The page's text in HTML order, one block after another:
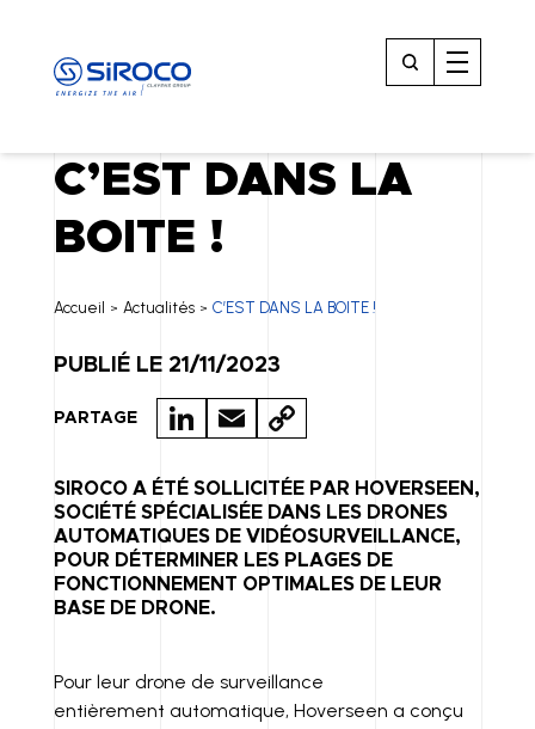
C’EST DANS LA
BOITE !
Accueil > Actualités > C’EST DANS LA BOITE !
PUBLIÉ LE 21/11/2023
PARTAGE
LI
K
E
D
I
E
A
IL
C
P
Y
LI
SIROCO A ÉTÉ SOLLICITÉE PAR HOVERSEEN,
SOCIÉTÉ SPÉCIALISÉE DANS LES DRONES
AUTOMATIQUES DE VIDÉOSURVEILLANCE,
POUR DÉTERMINER LES PLAGES DE
FONCTIONNEMENT OPTIMALES DE LEUR
BASE DE DRONE.
Pour leur drone de surveillance
entièrement automatique, Hoverseen a conçu